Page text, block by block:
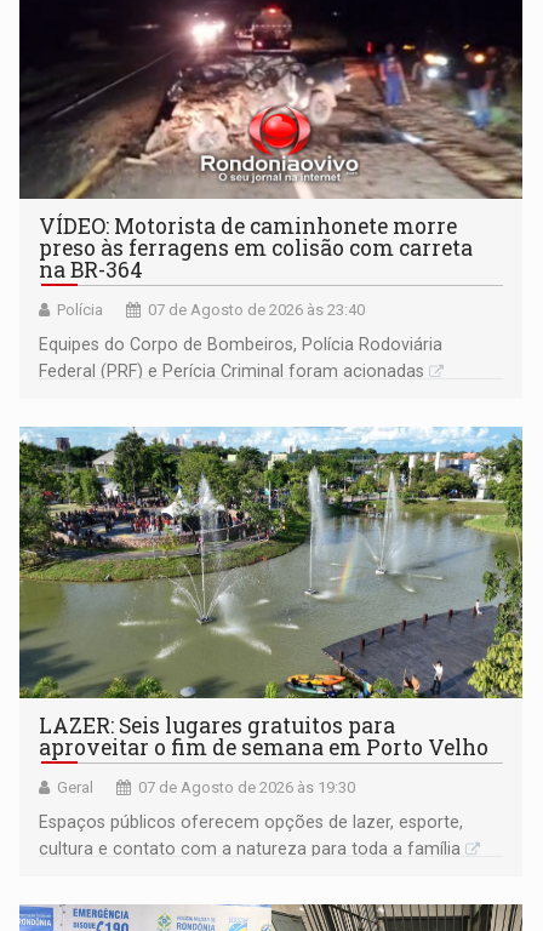
VÍDEO: Motorista de caminhonete morre
preso às ferragens em colisão com carreta
na BR-364
Polícia 07 de Agosto de 2026 às 23:40
Equipes do Corpo de Bombeiros, Polícia Rodoviária
Federal (PRF) e Perícia Criminal foram acionadas
LAZER: Seis lugares gratuitos para
aproveitar o fim de semana em Porto Velho
Geral 07 de Agosto de 2026 às 19:30
Espaços públicos oferecem opções de lazer, esporte,
cultura e contato com a natureza para toda a família